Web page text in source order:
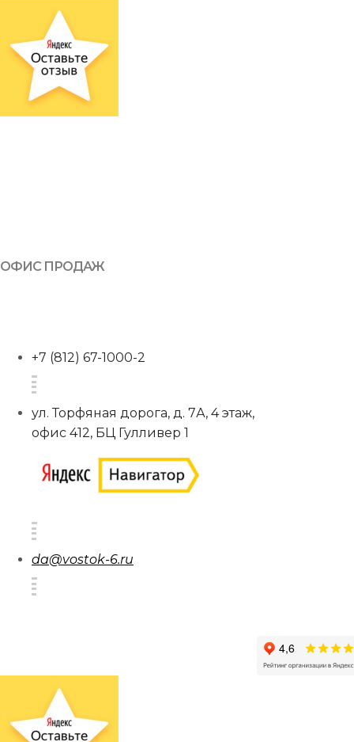
ОФИС ПРОДАЖ
+7 (812) 67-1000-2
ул. Торфяная дорога, д. 7А, 4 этаж,
офис 412, БЦ Гулливер 1
da@vostok-6.ru